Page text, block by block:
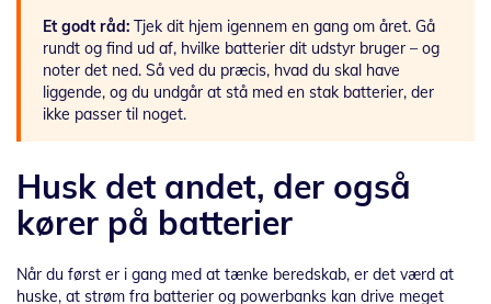
Et godt råd: Tjek dit hjem igennem en gang om året. Gå
rundt og find ud af, hvilke batterier dit udstyr bruger – og
noter det ned. Så ved du præcis, hvad du skal have
liggende, og du undgår at stå med en stak batterier, der
ikke passer til noget.
Husk det andet, der også
kører på batterier
Når du først er i gang med at tænke beredskab, er det værd at
huske, at strøm fra batterier og powerbanks kan drive meget